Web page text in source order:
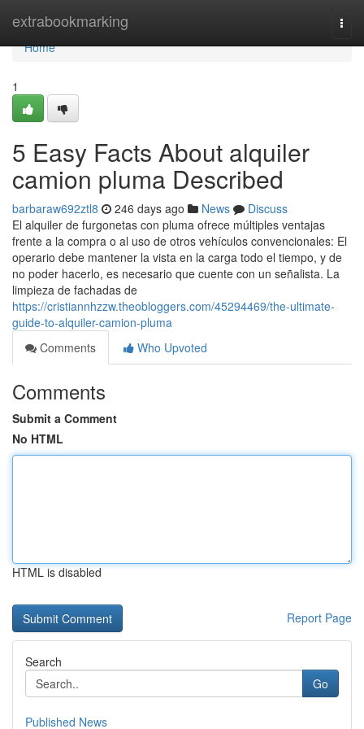
extrabookmarking
Home
Home
1
5 Easy Facts About alquiler
camion pluma Described
barbaraw692ztl8 246 days ago News
Discuss
El alquiler de furgonetas con pluma ofrece múltiples ventajas
frente a la compra o al uso de otros vehículos convencionales: El
operario debe mantener la vista en la carga todo el tiempo, y de
no poder hacerlo, es necesario que cuente con un señalista. La
limpieza de fachadas de
https://cristiannhzzw.theobloggers.com/45294469/the-ultimate-
guide-to-alquiler-camion-pluma
Comments
Who Upvoted
Comments
Submit a Comment
No HTML
HTML is disabled
Report Page
Search
Go
Published News